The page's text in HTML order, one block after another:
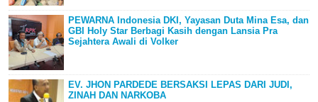
PEWARNA Indonesia DKI, Yayasan Duta Mina Esa, dan
GBI Holy Star Berbagi Kasih dengan Lansia Pra
Sejahtera Awali di Volker
EV. JHON PARDEDE BERSAKSI LEPAS DARI JUDI,
ZINAH DAN NARKOBA